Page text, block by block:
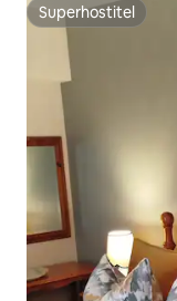
Superhostiteľ
Superhostiteľ